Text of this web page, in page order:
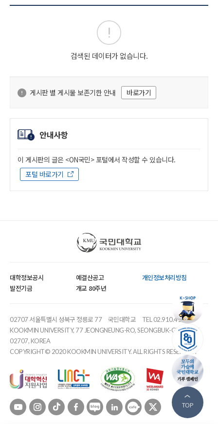
검색된 데이터가 없습니다.
게시판 별 게시물 보존기한 안내 바로가기
안내사항
이 게시판의 글은 <ON국민> 포털에서 작성할 수 있습니다.
포털 바로가기
TOP
국민대학교
대학정보공시 예결산공고
개인정보처리방침
발전기금
개교 80주년
02707 서울특별시 성북구 정릉로 77 국민대학교
TEL 02.910.4114
KOOKMIN UNIVERSITY, 77 JEONGNEUNG-RO, SEONGBUK-GU, SEOUL,
02707, KOREA
COPYRIGHT© 2020 KOOKMIN UNIVERSITY. ALL RIGHTS RESERVED.
유튜브 인스타 틱톡 페이스북블로그 링크드인카페 트위터